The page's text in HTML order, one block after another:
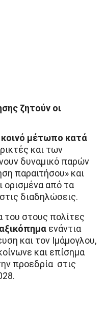
ζητούν οι
κοινό μέτωπο κατά
και των
δυναμικό παρών
παραιτήσου» και
ορισμένα από τα
διαδηλώσεις.
του στους πολίτες
ενάντια
και τον Ιμάμογλου,
και επίσημα
προεδρία στις